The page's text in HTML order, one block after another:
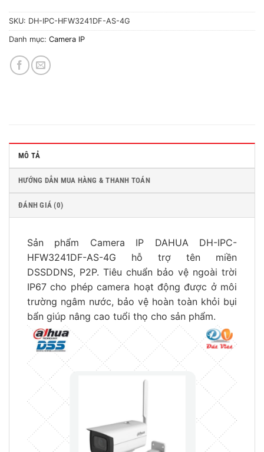
SKU: DH-IPC-HFW3241DF-AS-4G
Danh mục: Camera IP
MÔ TẢ
HƯỚNG DẪN MUA HÀNG & THANH TOÁN
ĐÁNH GIÁ (0)
Sản phẩm Camera IP DAHUA DH-IPC-
HFW3241DF-AS-4G hỗ trợ tên miền
DSSDDNS, P2P. Tiêu chuẩn bảo vệ ngoài trời
IP67 cho phép camera hoạt động được ở môi
trường ngâm nước, bảo vệ hoàn toàn khỏi bụi
bẩn giúp nâng cao tuổi thọ cho sản phẩm.